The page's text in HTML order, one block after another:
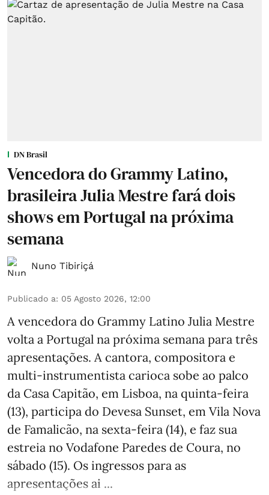
DN Brasil
Vencedora do Grammy Latino,
brasileira Julia Mestre fará dois
shows em Portugal na próxima
semana
Nuno Tibiriçá
Publicado a: 05 Agosto 2026, 12:00
A vencedora do Grammy Latino Julia Mestre
volta a Portugal na próxima semana para três
apresentações. A cantora, compositora e
multi-instrumentista carioca sobe ao palco
da Casa Capitão, em Lisboa, na quinta-feira
(13), participa do Devesa Sunset, em Vila Nova
de Famalicão, na sexta-feira (14), e faz sua
estreia no Vodafone Paredes de Coura, no
sábado (15). Os ingressos para as
apresentações ai ...